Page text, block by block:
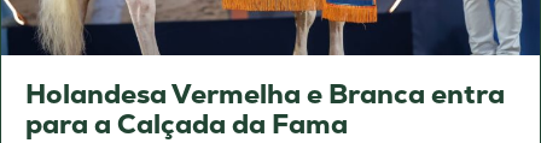
Holandesa Vermelha e Branca entra
para a Calçada da Fama